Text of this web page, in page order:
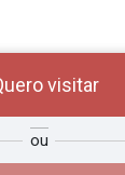
visitar
ou
dia e